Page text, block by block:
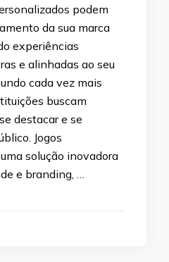
podem
da sua marca
experiências
e alinhadas ao seu
cada vez mais
buscam
destacar e se
Jogos
solução inovadora
e branding, …